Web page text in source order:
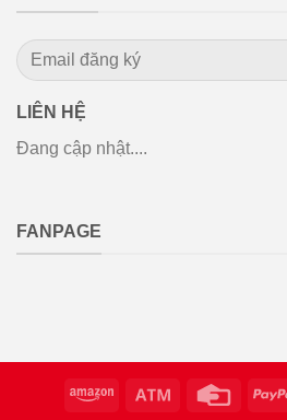
LIÊN HỆ
Đang cập nhật....
FANPAGE